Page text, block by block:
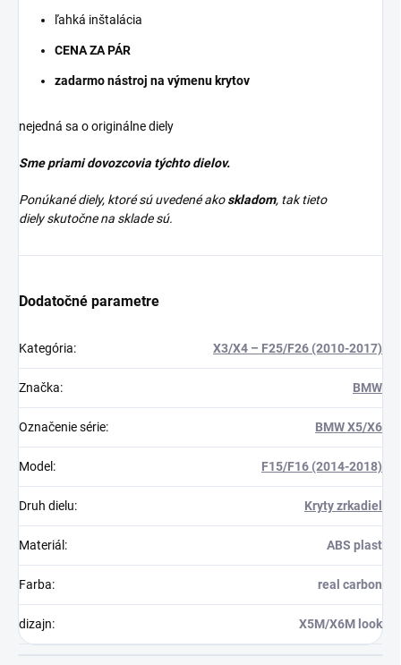
ľahká inštalácia
CENA ZA PÁR
zadarmo nástroj na výmenu krytov
nejedná sa o originálne diely
Sme priami dovozcovia týchto dielov.
Ponúkané diely, ktoré sú uvedené ako skladom, tak tieto
diely skutočne na sklade sú.
Dodatočné parametre
Kategória: X3/X4 – F25/F26 (2010-2017)
Značka: BMW
Označenie série: BMW X5/X6
Model : F15/F16 (2014-2018)
Druh dielu: Kryty zrkadiel
Materiál : ABS plast
Farba: real carbon
dizajn: X5M/X6M look